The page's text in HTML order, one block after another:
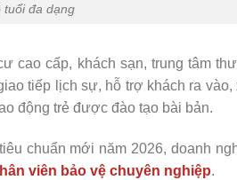
tuổi đa dạng
cao cấp, khách sạn, trung tâm
tiếp lịch sự, hỗ trợ khách ra
động trẻ được đào tạo bài bản.
chuẩn mới năm 2026, doanh
viên bảo vệ chuyên nghiệp.